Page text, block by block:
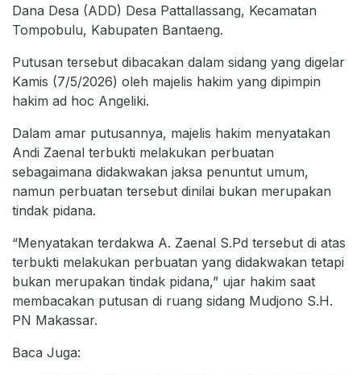
Dana Desa (ADD) Desa Pattallassang, Kecamatan
Tompobulu, Kabupaten Bantaeng.
Putusan tersebut dibacakan dalam sidang yang digelar
Kamis (7/5/2026) oleh majelis hakim yang dipimpin
hakim ad hoc Angeliki.
Dalam amar putusannya, majelis hakim menyatakan
Andi Zaenal terbukti melakukan perbuatan
sebagaimana didakwakan jaksa penuntut umum,
namun perbuatan tersebut dinilai bukan merupakan
tindak pidana.
“Menyatakan terdakwa A. Zaenal S.Pd tersebut di atas
terbukti melakukan perbuatan yang didakwakan tetapi
bukan merupakan tindak pidana,” ujar hakim saat
membacakan putusan di ruang sidang Mudjono S.H.
PN Makassar.
Baca Juga: